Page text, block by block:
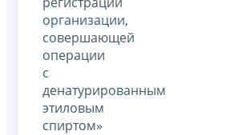
организации,
совершающей
операции
с
денатурированным
этиловым
спиртом»